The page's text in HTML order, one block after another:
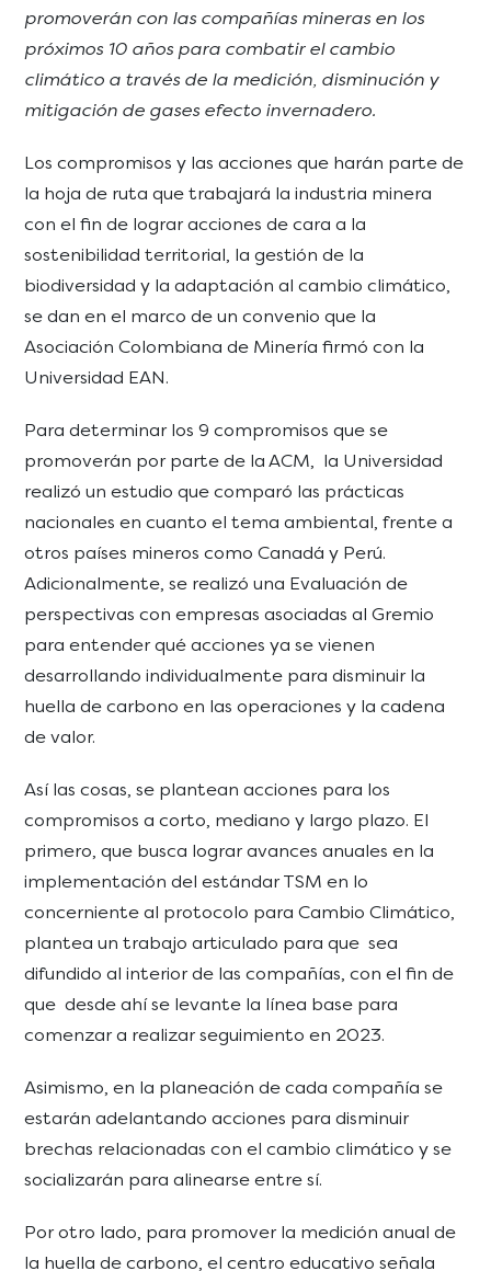
promoverán con las compañías mineras en los
próximos 10 años para combatir el cambio
climático a través de la medición, disminución y
mitigación de gases efecto invernadero.
Los compromisos y las acciones que harán parte de
la hoja de ruta que trabajará la industria minera
con el fin de lograr acciones de cara a la
sostenibilidad territorial, la gestión de la
biodiversidad y la adaptación al cambio climático,
se dan en el marco de un convenio que la
Asociación Colombiana de Minería firmó con la
Universidad EAN.
Para determinar los 9 compromisos que se
promoverán por parte de la ACM, la Universidad
realizó un estudio que comparó las prácticas
nacionales en cuanto el tema ambiental, frente a
otros países mineros como Canadá y Perú.
Adicionalmente, se realizó una Evaluación de
perspectivas con empresas asociadas al Gremio
para entender qué acciones ya se vienen
desarrollando individualmente para disminuir la
huella de carbono en las operaciones y la cadena
de valor.
Así las cosas, se plantean acciones para los
compromisos a corto, mediano y largo plazo. El
primero, que busca lograr avances anuales en la
implementación del estándar TSM en lo
concerniente al protocolo para Cambio Climático,
plantea un trabajo articulado para que sea
difundido al interior de las compañías, con el fin de
que desde ahí se levante la línea base para
comenzar a realizar seguimiento en 2023.
Asimismo, en la planeación de cada compañía se
estarán adelantando acciones para disminuir
brechas relacionadas con el cambio climático y se
socializarán para alinearse entre sí.
Por otro lado, para promover la medición anual de
la huella de carbono, el centro educativo señala